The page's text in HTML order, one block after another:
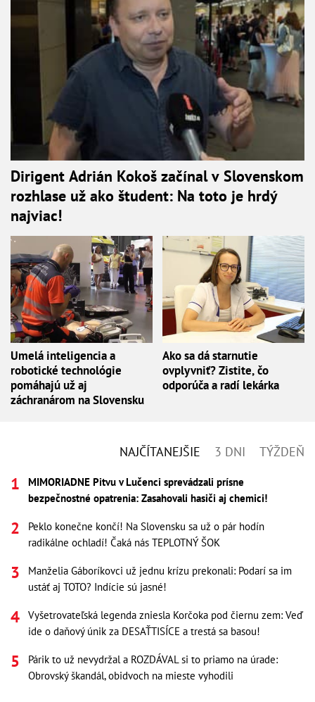
Dirigent Adrián Kokoš začínal v Slovenskom
rozhlase už ako študent: Na toto je hrdý
najviac!
Umelá inteligencia a
robotické technológie
pomáhajú už aj
záchranárom na Slovensku
Ako sa dá starnutie
ovplyvniť? Zistite, čo
odporúča a radí lekárka
NAJČÍTANEJŠIE 3 DNI TÝŽDEŇ
MIMORIADNE Pitvu v Lučenci sprevádzali prísne
bezpečnostné opatrenia: Zasahovali hasiči aj chemici!
Peklo konečne končí! Na Slovensku sa už o pár hodín
radikálne ochladí! Čaká nás TEPLOTNÝ ŠOK
Manželia Gáboríkovci už jednu krízu prekonali: Podarí sa im
ustáť aj TOTO? Indície sú jasné!
Vyšetrovateľská legenda zniesla Korčoka pod čiernu zem: Veď
ide o daňový únik za DESAŤTISÍCE a trestá sa basou!
Párik to už nevydržal a ROZDÁVAL si to priamo na úrade:
Obrovský škandál, obidvoch na mieste vyhodili